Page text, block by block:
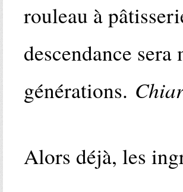
rouleau à
descendance
générations.
Alors déjà, les